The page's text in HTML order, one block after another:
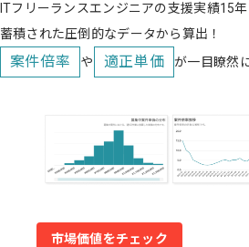
ITフリーランスエンジニアの支援実績15
蓄積された圧倒的なデータから算出！
案件倍率 や 適正単価 が一目瞭然
市場価値をチェック